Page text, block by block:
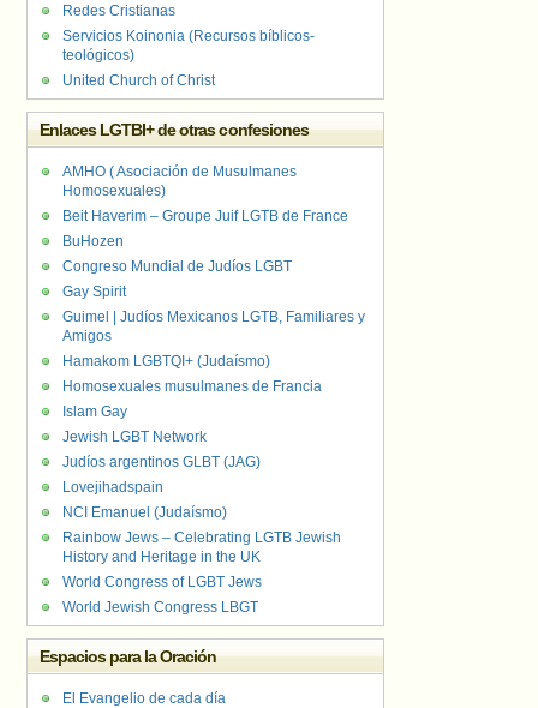
Redes Cristianas
Servicios Koinonia (Recursos bíblicos-
teológicos)
United Church of Christ
Enlaces LGTBI+ de otras confesiones
AMHO ( Asociación de Musulmanes
Homosexuales)
Beit Haverim – Groupe Juif LGTB de France
BuHozen
Congreso Mundial de Judíos LGBT
Gay Spirit
Guimel | Judíos Mexicanos LGTB, Familiares y
Amigos
Hamakom LGBTQI+ (Judaísmo)
Homosexuales musulmanes de Francia
Islam Gay
Jewish LGBT Network
Judíos argentinos GLBT (JAG)
Lovejihadspain
NCI Emanuel (Judaísmo)
Rainbow Jews – Celebrating LGTB Jewish
History and Heritage in the UK
World Congress of LGBT Jews
World Jewish Congress LBGT
Espacios para la Oración
El Evangelio de cada día